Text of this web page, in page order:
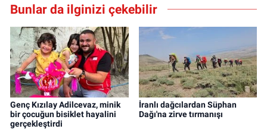
Bunlar da ilginizi çekebilir
Genç Kızılay Adilcevaz, minik
bir çocuğun bisiklet hayalini
gerçekleştirdi
İranlı dağcılardan Süphan
Dağı'na zirve tırmanışı